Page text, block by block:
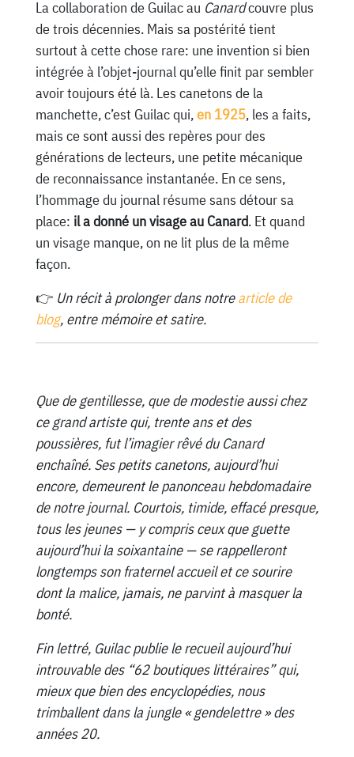
La collaboration de Guilac au Canardcouvre plus
de trois décennies. Mais sa postérité tient
surtout à cette chose rare: une invention si bien
intégrée à l’objet-journal qu’elle finit par sembler
avoir toujours été là. Les canetons de la
manchette, c’est Guilac qui,en 1925, les a faits,
mais ce sont aussi des repères pour des
générations de lecteurs, une petite mécanique
de reconnaissance instantanée. En ce sens,
l’hommage du journal résume sans détour sa
place: il a donné un visage au Canard. Et quand
un visage manque, on ne lit plus de la même
façon.
👉 Un récit à prolonger dans notrearticle de
blog, entre mémoire et satire.
Que de gentillesse, que de modestie aussi chez
ce grand artiste qui, trente ans et des
poussières, fut l’imagier rêvé du Canard
enchaîné. Ses petits canetons, aujourd’hui
encore, demeurent le panonceau hebdomadaire
de notre journal. Courtois, timide, effacé presque,
tous les jeunes — y compris ceux que guette
aujourd’hui la soixantaine — se rappelleront
longtemps son fraternel accueil et ce sourire
dont la malice, jamais, ne parvint à masquer la
bonté.
Fin lettré, Guilac publie le recueil aujourd’hui
introuvable des “62 boutiques littéraires” qui,
mieux que bien des encyclopédies, nous
trimballent dans la jungle « gendelettre » des
années 20.